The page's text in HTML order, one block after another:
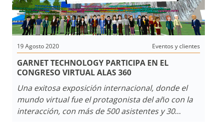
19 Agosto 2020 Eventos y clientes
GARNET TECHNOLOGY PARTICIPA EN EL
CONGRESO VIRTUAL ALAS 360
Una exitosa exposición internacional, donde el
mundo virtual fue el protagonista del año con la
interacción, con más de 500 asistentes y 30